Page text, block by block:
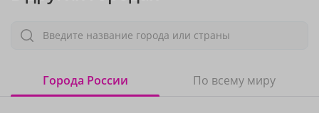
Введите название города или страны
Города России По всему миру